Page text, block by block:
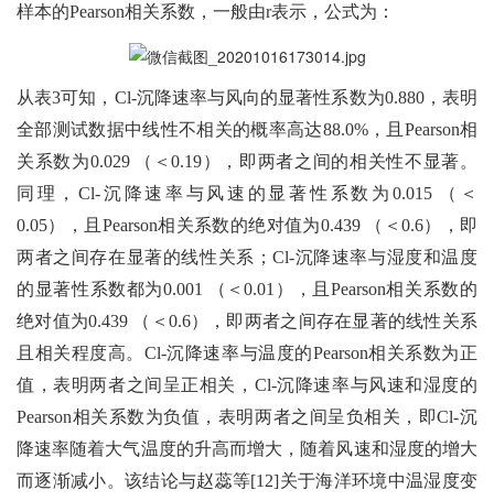
样本的Pearson相关系数，一般由r表示，公式为：
从表3可知，Cl-沉降速率与风向的显著性系数为0.880，表明
全部测试数据中线性不相关的概率高达88.0%，且Pearson相
关系数为0.029 （＜0.19），即两者之间的相关性不显著。
同理，Cl-沉降速率与风速的显著性系数为0.015 （＜
0.05），且Pearson相关系数的绝对值为0.439 （＜0.6），即
两者之间存在显著的线性关系；Cl-沉降速率与湿度和温度
的显著性系数都为0.001 （＜0.01），且Pearson相关系数的
绝对值为0.439 （＜0.6），即两者之间存在显著的线性关系
且相关程度高。Cl-沉降速率与温度的Pearson相关系数为正
值，表明两者之间呈正相关，Cl-沉降速率与风速和湿度的
Pearson相关系数为负值，表明两者之间呈负相关，即Cl-沉
降速率随着大气温度的升高而增大，随着风速和湿度的增大
而逐渐减小。该结论与赵蕊等[12]关于海洋环境中温湿度变